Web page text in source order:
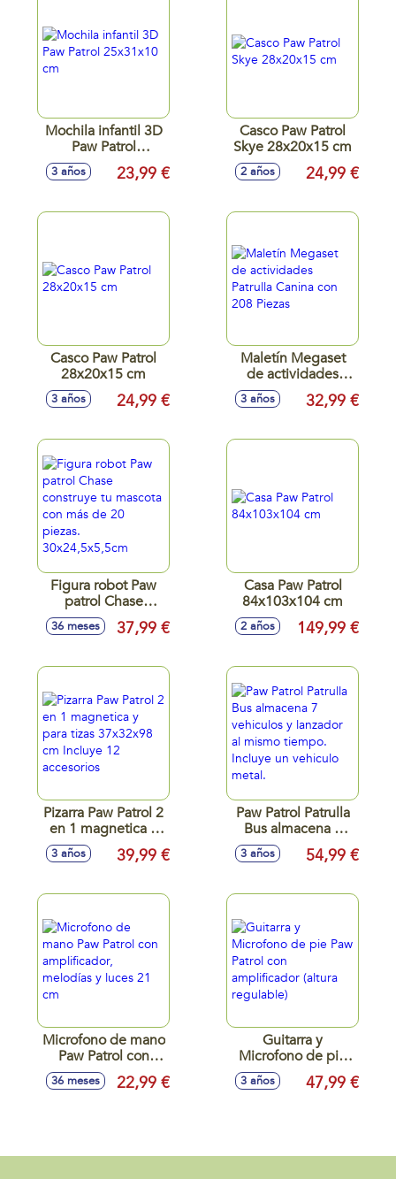
Mochila infantil 3D
Paw Patrol
25x31x10 cm
3 años 23,99 €
Casco Paw Patrol
Skye 28x20x15 cm
2 años 24,99 €
Casco Paw Patrol
28x20x15 cm
3 años 24,99 €
Maletín Megaset
de actividades
Patrulla Canina con
208 Piezas
3 años 32,99 €
Figura robot Paw
patrol Chase
construye tu
mascota con más
30x24,5x5,5cm
36 meses 37,99 €
Casa Paw Patrol
84x103x104 cm
2 años 149,99 €
Pizarra Paw Patrol 2
en 1 magnetica y
para tizas 37x32x98
cm Incluye 12
3 años 39,99 €
Paw Patrol Patrulla
Bus almacena 7
vehiculos y
lanzador al mismo
vehiculo metal.
3 años 54,99 €
Microfono de mano
Paw Patrol con
amplificador,
melodías y luces 21
36 meses 22,99 €
Guitarra y
Microfono de pie
Paw Patrol con
amplificador (altura
3 años 47,99 €